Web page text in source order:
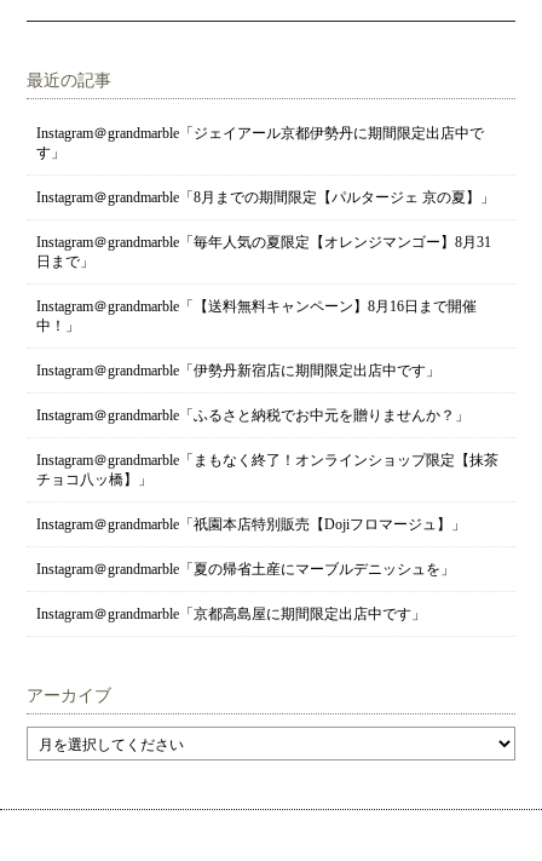
最近の記事
Instagram＠grandmarble「ジェイアール京都伊勢丹に期間限定出店中で
す」
Instagram＠grandmarble「8月までの期間限定【パルタージェ 京の夏】」
Instagram＠grandmarble「毎年人気の夏限定【オレンジマンゴー】8月31
日まで」
Instagram＠grandmarble「【送料無料キャンペーン】8月16日まで開催
中！」
Instagram＠grandmarble「伊勢丹新宿店に期間限定出店中です」
Instagram＠grandmarble「ふるさと納税でお中元を贈りませんか？」
Instagram＠grandmarble「まもなく終了！オンラインショップ限定【抹茶
チョコ八ッ橋】」
Instagram＠grandmarble「祇園本店特別販売【Dojiフロマージュ】」
Instagram＠grandmarble「夏の帰省土産にマーブルデニッシュを」
Instagram＠grandmarble「京都高島屋に期間限定出店中です」
アーカイブ